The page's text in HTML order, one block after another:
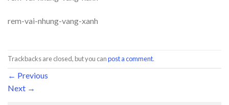
rem-vai-nhung-vang-xanh
Trackbacks are closed, but you canpost a comment.
← Previous
Next →